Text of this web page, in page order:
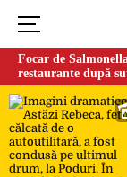
Focar de
restaurante după